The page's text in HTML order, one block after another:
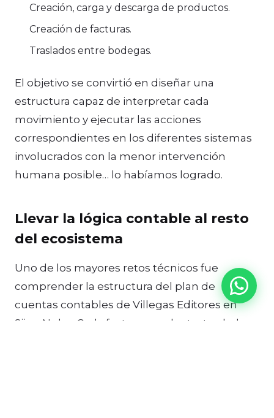
Creación, carga y descarga de productos.
Creación de facturas.
Traslados entre bodegas.
El objetivo se convirtió en diseñar una
estructura capaz de interpretar cada
movimiento y ejecutar las acciones
correspondientes en los diferentes sistemas
involucrados con la menor intervención
humana posible… lo habíamos logrado.
Llevar la lógica contable al resto
del ecosistema
Uno de los mayores retos técnicos fue
comprender la estructura del plan de
cuentas contables de Villegas Editores en
Siigo Nube. Cada factura, producto, traslado o